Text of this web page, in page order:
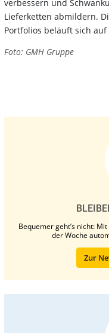
verbessern und
Lieferketten abmildern.
Portfolios beläuft sich
Foto: GMH Gruppe
Bequemer geht’s nicht:
der Woche
Zur